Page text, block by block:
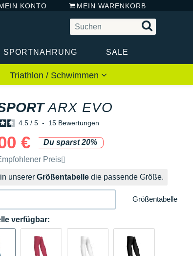
KONTO MEIN WARENKORB
SPORTNAHRUNG SALE
Triathlon / Schwimmen
ARX EVO
4.5 / 5 - 15 Bewertungen
€
Du sparst 20%
Preisempfehlung der Marke
Preis
unserer Größentabelle die passende Größe.
Größentabelle
verfügbar: